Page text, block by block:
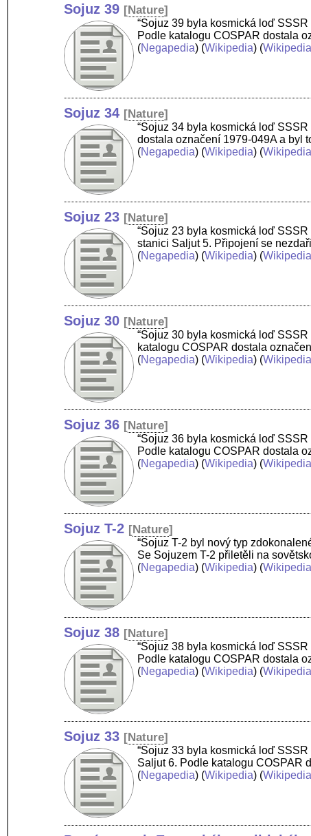
Sojuz 39 [Nature]
“Sojuz 39 byla kosmická loď
Podle katalogu COSPAR dostala
(Negapedia) (Wikipedia) (
Sojuz 34 [Nature]
“Sojuz 34 byla kosmická loď
dostala označení 1979-049A a byl
(Negapedia) (Wikipedia) (
Sojuz 23 [Nature]
“Sojuz 23 byla kosmická loď
stanici Saljut 5. Připojení se
(Negapedia) (Wikipedia) (
Sojuz 30 [Nature]
“Sojuz 30 byla kosmická loď
katalogu COSPAR dostala
(Negapedia) (Wikipedia) (
Sojuz 36 [Nature]
“Sojuz 36 byla kosmická loď
Podle katalogu COSPAR dostala
(Negapedia) (Wikipedia) (
Sojuz T-2 [Nature]
“Sojuz T-2 byl nový typ
Se Sojuzem T-2 přiletěli na
(Negapedia) (Wikipedia) (
Sojuz 38 [Nature]
“Sojuz 38 byla kosmická loď
Podle katalogu COSPAR dostala
(Negapedia) (Wikipedia) (
Sojuz 33 [Nature]
“Sojuz 33 byla kosmická loď
Saljut 6. Podle katalogu COSPAR
(Negapedia) (Wikipedia) (